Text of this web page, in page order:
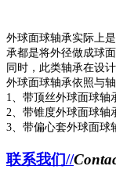
外球面球轴承实际上
承都是将外径做成球
同时，此类轴承在设
外球面球轴承依照与
1、带顶丝外球面球轴
2、带锥度外球面球轴
3、带偏心套外球面球
联系我们//